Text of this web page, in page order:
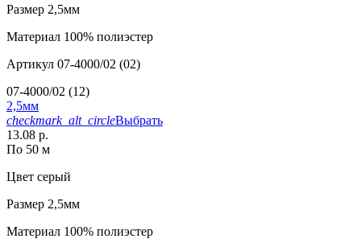
Размер 2,5мм
Материал 100% полиэстер
Артикул 07-4000/02 (02)
07-4000/02 (12)
2,5мм
checkmark_alt_circleВыбрать
13.08 р.
По 50 м
Цвет серый
Размер 2,5мм
Материал 100% полиэстер